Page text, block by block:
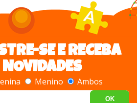
SE E RECEBA
Menino Ambos
OK